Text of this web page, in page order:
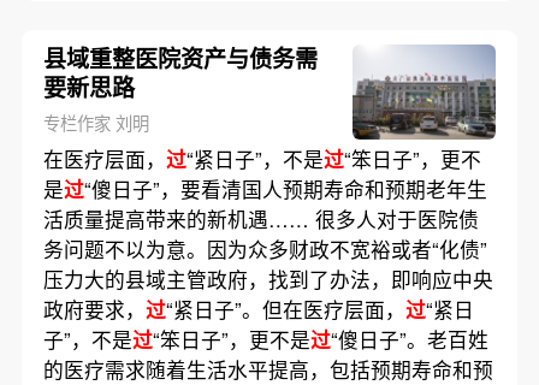
县域重整医院资产与债务需
要新思路
专栏作家 刘明
在医疗层面， 过“紧日子”，不是过“笨日子”，更不
是过“傻日子”，要看清国人预期寿命和预期老年生
活质量提高带来的新机遇…… 很多人对于医院债
务问题不以为意。因为众多财政不宽裕或者“化债”
压力大的县域主管政府，找到了办法，即响应中央
政府要求， 过“紧日子”。但在医疗层面， 过“紧日
子”，不是过“笨日子”，更不是过“傻日子”。老百姓
的医疗需求随着生活水平提高，包括预期寿命和预